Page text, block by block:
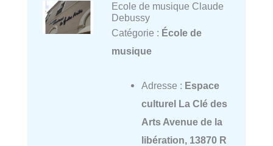
Ecole de musique Claude
Debussy
Catégorie : École de
musique
Adresse : Espace
culturel La Clé des
Arts Avenue de la
libération, 13870 R